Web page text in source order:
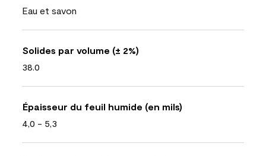
Eau et savon
Solides par volume (± 2%)
38.0
Épaisseur du feuil humide (en mils)
4,0 - 5,3